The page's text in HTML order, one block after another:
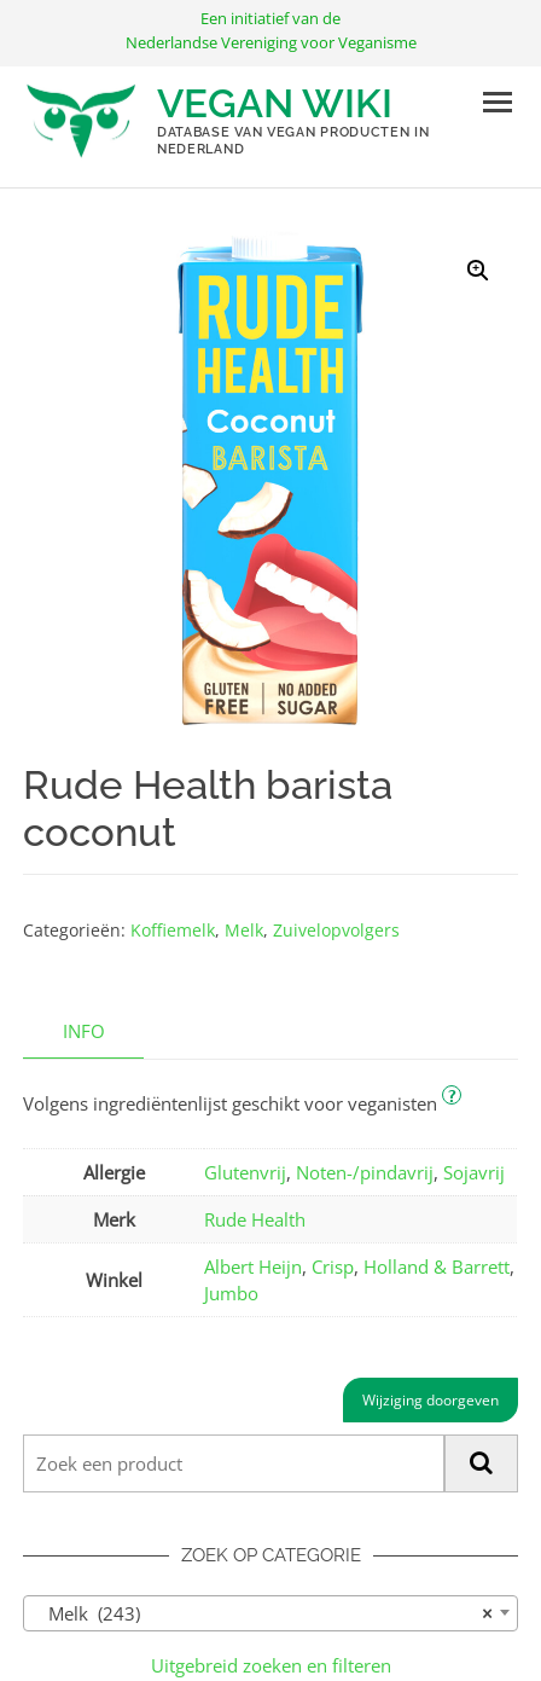
inhoud
Een initiatief van de
Nederlandse Vereniging voor Veganisme
VEGAN WIKI
DATABASE VAN VEGAN PRODUCTEN IN
NEDERLAND
Rude Health barista
coconut
Categorieën: Koffiemelk, Melk,Zuivelopvolgers
INFO
Volgens ingrediëntenlijst geschikt voor veganisten ?
Allergie Glutenvrij, Noten-/pindavrij,Sojavrij
Merk
Rude Health
Winkel
Albert Heijn, Crisp, Holland & Barrett,
Jumbo
Wijziging doorgeven
ZOEK OP CATEGORIE
×
Melk (243)
Uitgebreid zoeken en filteren